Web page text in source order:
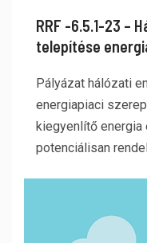
RRF -6.5.1-23 –
telepítése
Pályázat hálózati
energiapiaci
kiegyenlítő energia
potenciálisan